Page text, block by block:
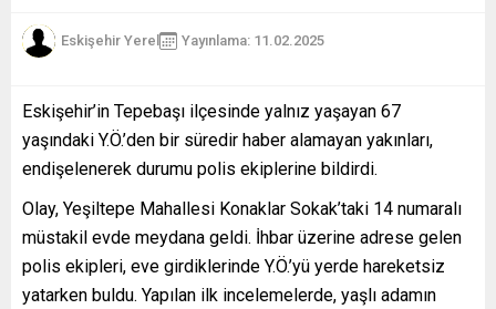
Eskişehir Yerel Yayınlama: 11.02.2025
Eskişehir’in Tepebaşı ilçesinde yalnız yaşayan 67
yaşındaki Y.Ö.’den bir süredir haber alamayan yakınları,
endişelenerek durumu polis ekiplerine bildirdi.
Olay, Yeşiltepe Mahallesi Konaklar Sokak’taki 14 numaralı
müstakil evde meydana geldi. İhbar üzerine adrese gelen
polis ekipleri, eve girdiklerinde Y.Ö.’yü yerde hareketsiz
yatarken buldu. Yapılan ilk incelemelerde, yaşlı adamın